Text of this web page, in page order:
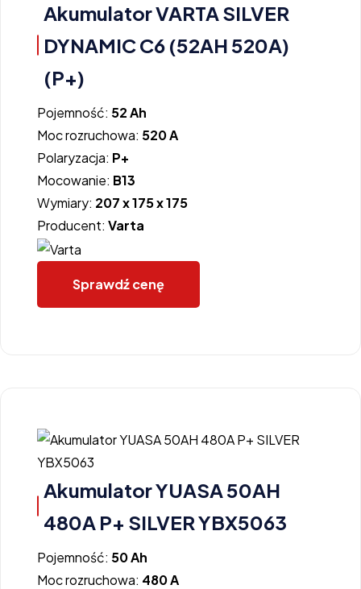
Akumulator VARTA SILVER
DYNAMIC C6 (52AH 520A)
(P+)
Pojemność: 52 Ah
Moc rozruchowa: 520 A
Polaryzacja: P+
Mocowanie: B13
Wymiary: 207 x 175 x 175
Producent: Varta
Sprawdź cenę
Akumulator YUASA 50AH
480A P+ SILVER YBX5063
Pojemność: 50 Ah
Moc rozruchowa: 480 A